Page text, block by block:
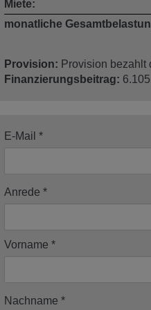
Miete:
monatliche
Provision: Provision bezahlt
Finanzierungsbeitrag:
E-Mail
Anrede
Vorname
Nachname